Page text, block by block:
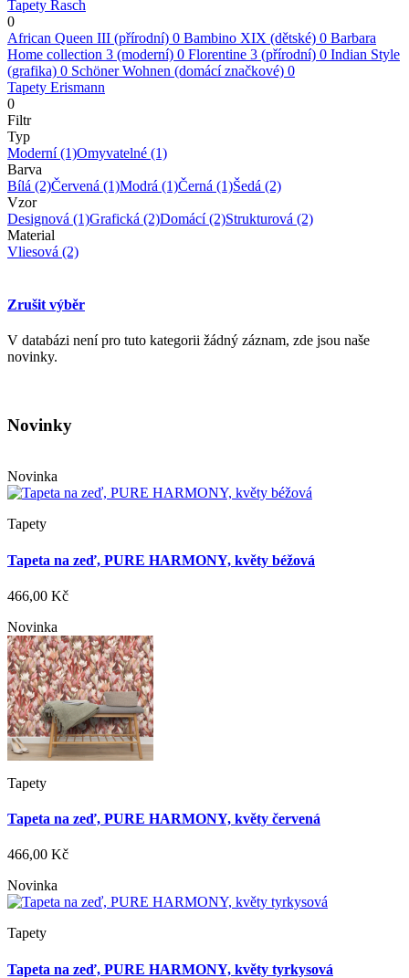
Tapety Rasch
0
African Queen III (přírodní) 0 Bambino XIX (dětské) 0 Barbara
Home collection 3 (moderní) 0 Florentine 3 (přírodní) 0 Indian Style
(grafika) 0 Schöner Wohnen (domácí značkové) 0
Tapety Erismann
0
Filtr
Typ
Moderní(1)Omyvatelné (1)
Barva
Bílá (2)Červená (1)Modrá (1)Černá (1)Šedá (2)
Vzor
Designová (1)Grafická (2)Domácí(2)Strukturová (2)
Material
Vliesová (2)
Zrušit výběr
V databázi není pro tuto kategorii žádný záznam, zde jsou naše
novinky.
Novinky
Novinka
Tapety
Tapeta na zeď, PURE HARMONY, květy béžová
466,00 Kč
Novinka
Tapety
Tapeta na zeď, PURE HARMONY, květy červená
466,00 Kč
Novinka
Tapety
Tapeta na zeď, PURE HARMONY, květy tyrkysová